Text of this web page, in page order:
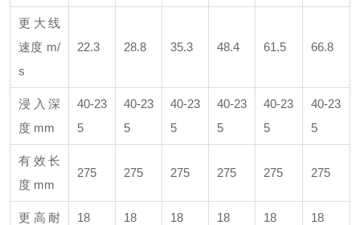
更大线
速度 m/
s
22.3 28.8 35.3 48.4 61.5 66.8
浸入深
度 mm
40-23
5
40-23
5
40-23
5
40-23
5
40-23
5
40-23
5
有效长
度 mm
275 275 275 275 275 275
更高耐
18
18
18
18
18
18